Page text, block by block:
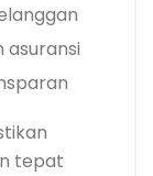
asuransi
tepat